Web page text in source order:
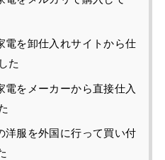
電を卸仕入れサイトから仕
た
をメーカーから直接仕入
洋服を外国に行って買い付